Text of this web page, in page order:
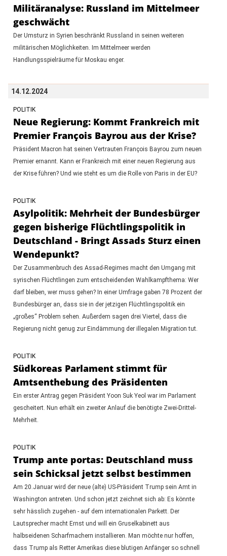
Militäranalyse: Russland im Mittelmeer
geschwächt
Der Umsturz in Syrien beschränkt Russland in seinen weiteren
militärischen Möglichkeiten. Im Mittelmeer werden
Handlungsspielräume für Moskau enger.
14.12.2024
POLITIK
Neue Regierung: Kommt Frankreich mit
Premier François Bayrou aus der Krise?
Präsident Macron hat seinen Vertrauten François Bayrou zum neuen
Premier ernannt. Kann er Frankreich mit einer neuen Regierung aus
der Krise führen? Und wie steht es um die Rolle von Paris in der EU?
POLITIK
Asylpolitik: Mehrheit der Bundesbürger
gegen bisherige Flüchtlingspolitik in
Deutschland - Bringt Assads Sturz einen
Wendepunkt?
Der Zusammenbruch des Assad-Regimes macht den Umgang mit
syrischen Flüchtlingen zum entscheidenden Wahlkampfthema: Wer
darf bleiben, wer muss gehen? In einer Umfrage gaben 78 Prozent der
Bundesbürger an, dass sie in der jetzigen Flüchtlingspolitik ein
„großes“ Problem sehen. Außerdem sagen drei Viertel, dass die
Regierung nicht genug zur Eindämmung der illegalen Migration tut.
POLITIK
Südkoreas Parlament stimmt für
Amtsenthebung des Präsidenten
Ein erster Antrag gegen Präsident Yoon Suk Yeol war im Parlament
gescheitert. Nun erhält ein zweiter Anlauf die benötigte Zwei-Drittel-
Mehrheit.
POLITIK
Trump ante portas: Deutschland muss
sein Schicksal jetzt selbst bestimmen
Am 20.Januar wird der neue (alte) US-Präsident Trump sein Amt in
Washington antreten. Und schon jetzt zeichnet sich ab: Es könnte
sehr hässlich zugehen - auf dem internationalen Parkett. Der
Lautsprecher macht Ernst und will ein Gruselkabinett aus
halbseidenen Scharfmachern installieren. Man möchte nur hoffen,
dass Trump als Retter Amerikas diese blutigen Anfänger so schnell